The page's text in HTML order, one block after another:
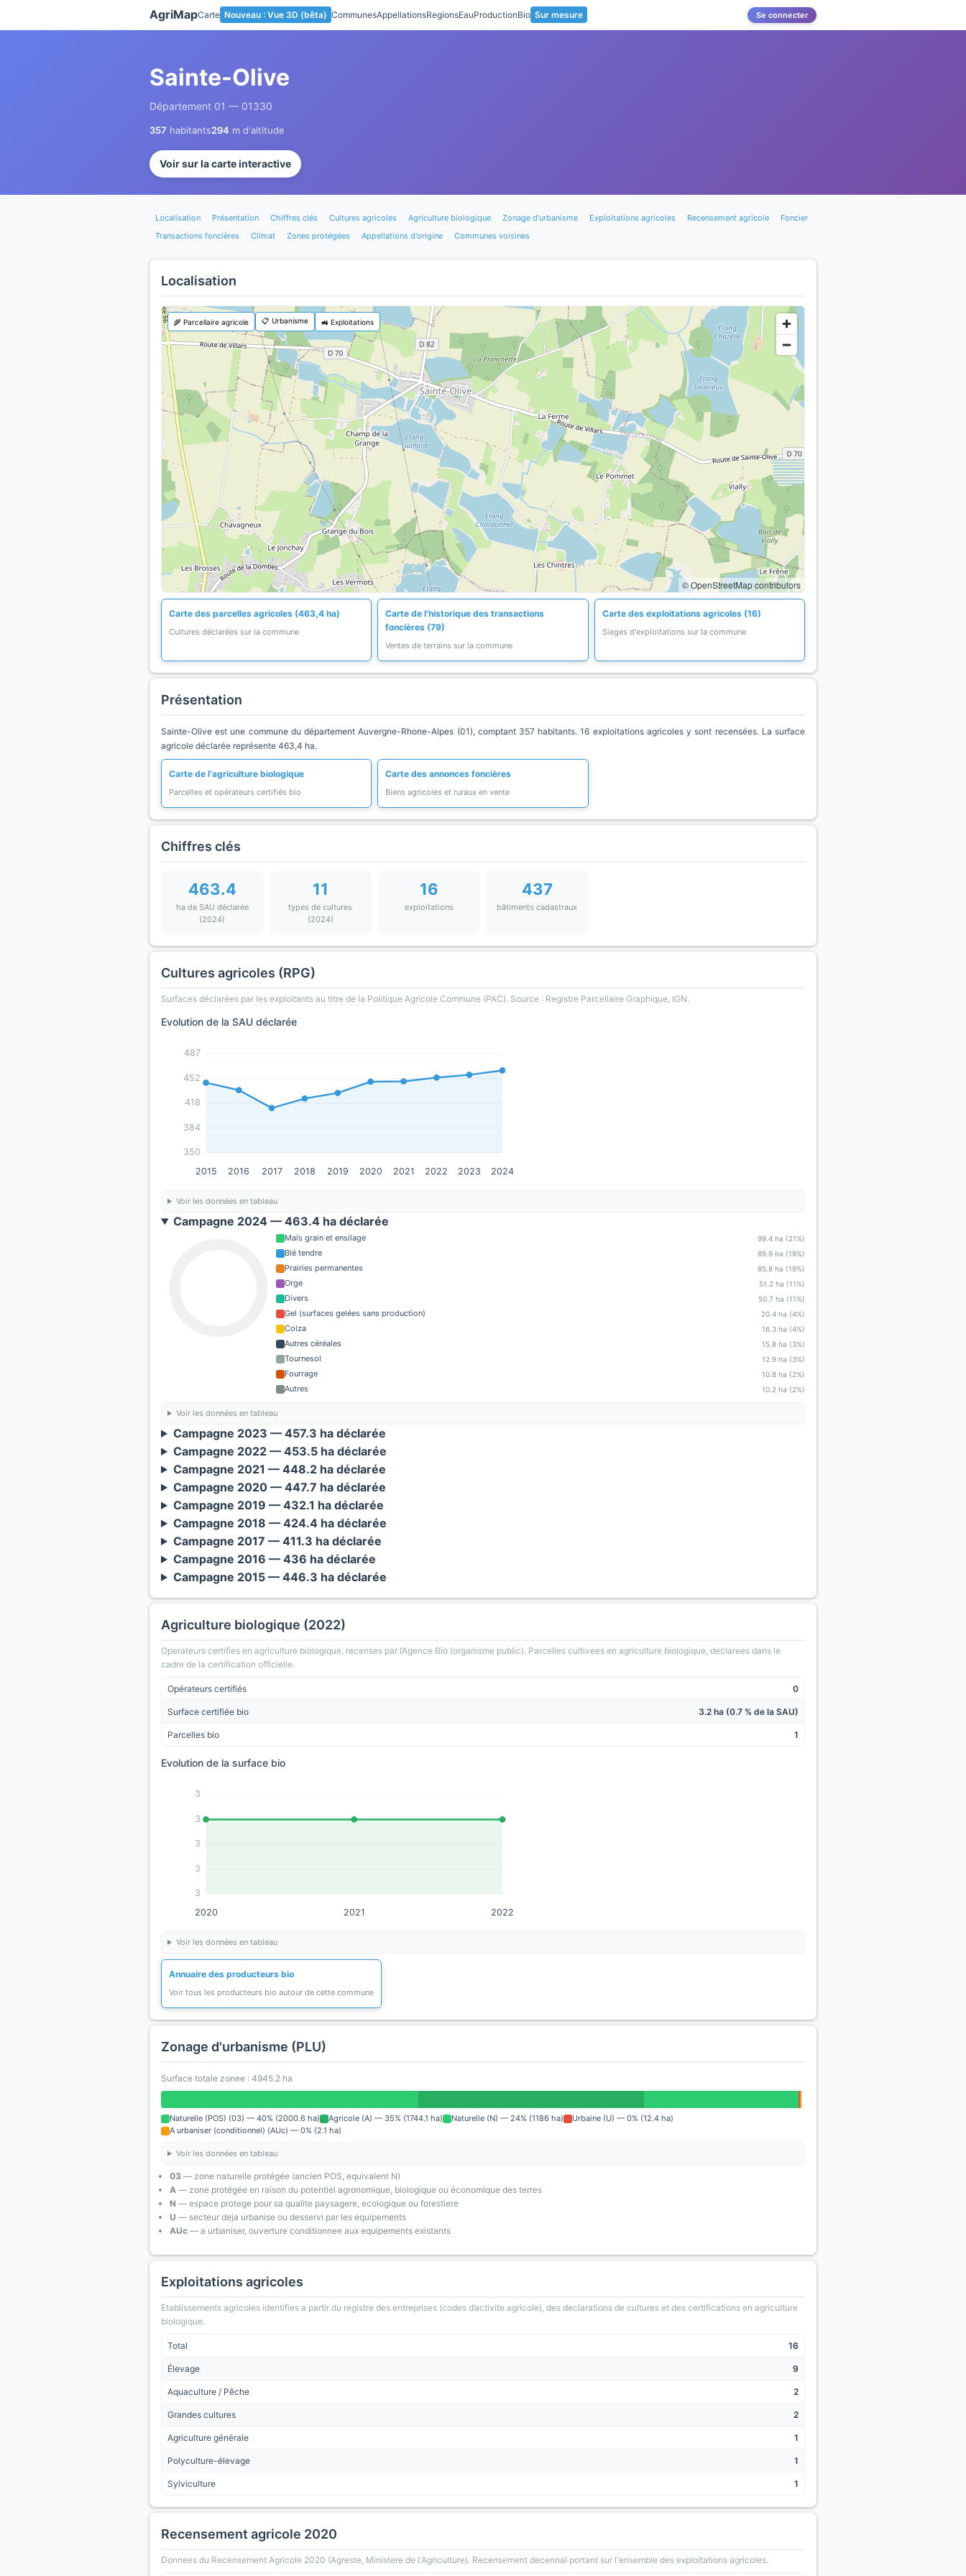
AgriMapCarte Nouveau : Vue 3D (bêta) CommunesAppellationsRegionsEauProductionBio Sur mesure Se connecter
Sainte-Olive
Département 01 — 01330
357 habitants294 m d'altitude
Voir sur la carte interactive
Localisation Présentation Chiffres clés Cultures agricoles Agriculture biologique Zonage d'urbanisme Exploitations agricoles Recensement agricole
Foncier
Transactions foncières
Climat Zones protégées Appellations d'origine Communes voisines
Localisation
© OpenStreetMap contributors
🌾 Parcellaire agricole 📋 Urbanisme 🚜 Exploitations
Carte des parcelles agricoles (463,4 ha)
Cultures déclarées sur la commune
Carte de l'historique des transactions
foncières (79)
Ventes de terrains sur la commune
Carte des exploitations agricoles (16)
Sieges d'exploitations sur la commune
Présentation
Sainte-Olive est une commune du département Auvergne-Rhone-Alpes (01), comptant 357 habitants. 16 exploitations agricoles y sont recensées. La surface
agricole déclarée représente 463,4 ha.
Carte de l'agriculture biologique
Parcelles et opérateurs certifiés bio
Carte des annonces foncières
Biens agricoles et ruraux en vente
Chiffres clés
463.4
ha de SAU déclarée
(2024)
11
types de cultures
(2024)
16
exploitations
437
bâtiments cadastraux
Cultures agricoles (RPG)
Surfaces déclarées par les exploitants au titre de la Politique Agricole Commune (PAC). Source : Registre Parcellaire Graphique, IGN.
Evolution de la SAU déclarée
350
384
418
452
487
2015 2016 2017 2018 2019 2020 2021 2022 2023 2024
Voir les données en tableau
Campagne 2024 — 463.4 ha déclarée
Maïs grain et ensilage 99.4 ha (21%)
Blé tendre 89.9 ha (19%)
Prairies permanentes 85.8 ha (19%)
Orge 51.2 ha (11%)
Divers 50.7 ha (11%)
Gel (surfaces gelées sans production) 20.4 ha (4%)
Colza 16.3 ha (4%)
Autres céréales 15.8 ha (3%)
Tournesol 12.9 ha (3%)
Fourrage 10.8 ha (2%)
Autres 10.2 ha (2%)
Voir les données en tableau
Campagne 2023 — 457.3 ha déclarée
Campagne 2022 — 453.5 ha déclarée
Campagne 2021 — 448.2 ha déclarée
Campagne 2020 — 447.7 ha déclarée
Campagne 2019 — 432.1 ha déclarée
Campagne 2018 — 424.4 ha déclarée
Campagne 2017 — 411.3 ha déclarée
Campagne 2016 — 436 ha déclarée
Campagne 2015 — 446.3 ha déclarée
Agriculture biologique (2022)
Operateurs certifies en agriculture biologique, recenses par l’Agence Bio (organisme public). Parcelles cultivees en agriculture biologique, declarees dans le
cadre de la certification officielle.
Opérateurs certifiés 0
Surface certifiée bio 3.2 ha (0.7 % de la SAU)
Parcelles bio 1
Evolution de la surface bio
3
3
3
3
3
2020 2021 2022
Voir les données en tableau
Annuaire des producteurs bio
Voir tous les producteurs bio autour de cette commune
Zonage d'urbanisme (PLU)
Surface totale zonee : 4945.2 ha
Naturelle (POS) (03) — 40% (2000.6 ha) Agricole (A) — 35% (1744.1 ha) Naturelle (N) — 24% (1186 ha)
Urbaine (U) — 0% (12.4 ha)
A urbaniser (conditionnel) (AUc) — 0% (2.1 ha)
Voir les données en tableau
03 — zone naturelle protégée (ancien POS, equivalent N)
A — zone protégée en raison du potentiel agronomique, biologique ou économique des terres
N — espace protege pour sa qualite paysagere, ecologique ou forestiere
U — secteur deja urbanise ou desservi par les equipements
AUc — a urbaniser, ouverture conditionnee aux equipements existants
Exploitations agricoles
Etablissements agricoles identifies a partir du registre des entreprises (codes d’activite agricole), des declarations de cultures et des certifications en agriculture
biologique.
Total 16
Élevage 9
Aquaculture / Pêche 2
Grandes cultures 2
Agriculture générale 1
Polyculture-élevage 1
Sylviculture 1
Recensement agricole 2020
Donnees du Recensement Agricole 2020 (Agreste, Ministere de l'Agriculture). Recensement decennal portant sur l'ensemble des exploitations agricoles.
Panneau de gestion des cookies